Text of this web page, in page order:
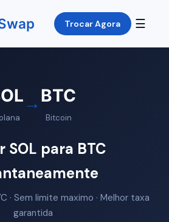
Trocar Agora ☰
→BTC
Bitcoin
SOL para BTC
· Sem limite maximo · Melhor taxa
garantida